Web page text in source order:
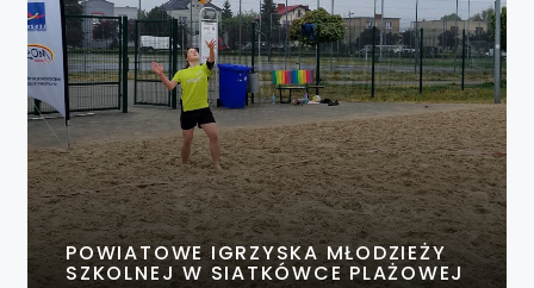
POWIATOWE IGRZYSKA MŁODZIEŻY
SZKOLNEJ W SIATKÓWCE PLAŻOWEJ